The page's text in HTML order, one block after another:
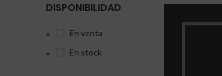
DISPONIBILIDAD
En venta
En stock